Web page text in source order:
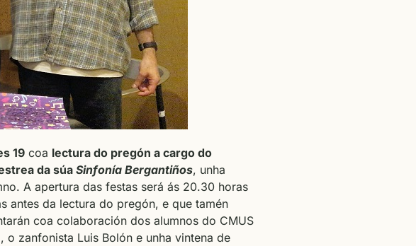
19 coa lectura do pregón a cargo do
da súa Sinfonía Bergantiños, unha
A apertura das festas será ás 20.30 horas
antes da lectura do pregón, e que tamén
coa colaboración dos alumnos do CMUS
zanfonista Luis Bolón e unha vintena de